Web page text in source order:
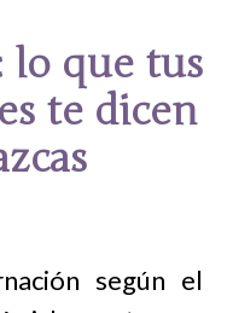
lo que tus
te dicen
según el